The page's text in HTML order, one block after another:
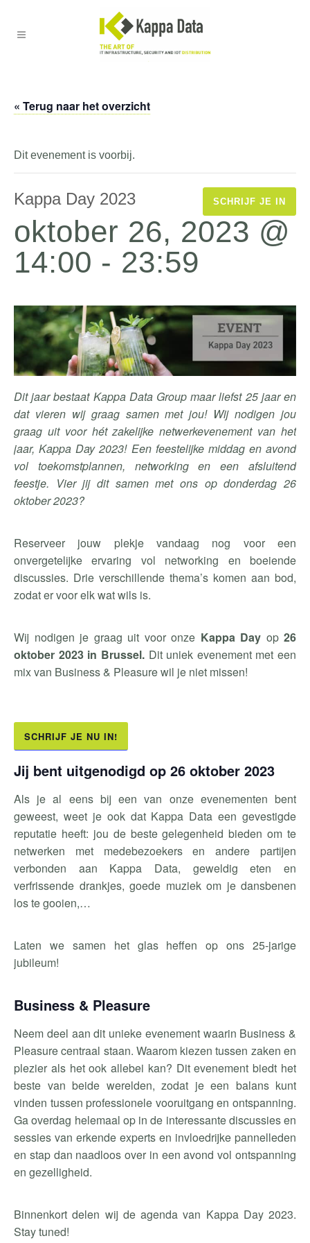
« Terug naar het overzicht
Dit evenement is voorbij.
SCHRIJF JE IN
Kappa Day 2023
oktober 26, 2023 @
14:00 - 23:59
Dit jaar bestaat Kappa Data Group maar liefst 25 jaar en
dat vieren wij graag samen met jou! Wij nodigen jou
graag uit voor hét zakelijke netwerkevenement van het
jaar, Kappa Day 2023! Een feestelijke middag en avond
vol toekomstplannen, networking en een afsluitend
feestje. Vier jij dit samen met ons op donderdag 26
oktober 2023?
Reserveer jouw plekje vandaag nog voor een
onvergetelijke ervaring vol networking en boeiende
discussies. Drie verschillende thema’s komen aan bod,
zodat er voor elk wat wils is.
Wij nodigen je graag uit voor onze Kappa Day op 26
oktober 2023 in Brussel. Dit uniek evenement met een
mix van Business & Pleasure wil je niet missen!
SCHRIJF JE NU IN!
Jij bent uitgenodigd op 26 oktober 2023
Als je al eens bij een van onze evenementen bent
geweest, weet je ook dat Kappa Data een gevestigde
reputatie heeft: jou de beste gelegenheid bieden om te
netwerken met medebezoekers en andere partijen
verbonden aan Kappa Data, geweldig eten en
verfrissende drankjes, goede muziek om je dansbenen
los te gooien,…
Laten we samen het glas heffen op ons 25-jarige
jubileum!
Business & Pleasure
Neem deel aan dit unieke evenement waarin Business &
Pleasure centraal staan. Waarom kiezen tussen zaken en
plezier als het ook allebei kan? Dit evenement biedt het
beste van beide werelden, zodat je een balans kunt
vinden tussen professionele vooruitgang en ontspanning.
Ga overdag helemaal op in de interessante discussies en
sessies van erkende experts en invloedrijke pannelleden
en stap dan naadloos over in een avond vol ontspanning
en gezelligheid.
Binnenkort delen wij de agenda van Kappa Day 2023.
Stay tuned!